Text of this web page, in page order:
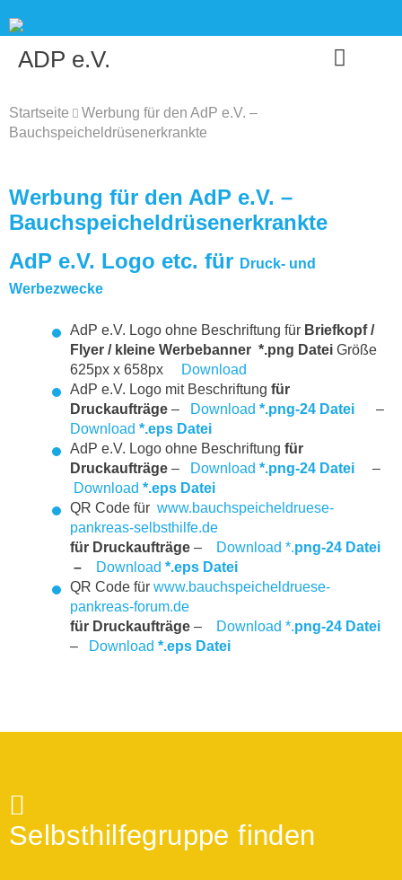
to
content
ADP e.V.
Startseite
Werbung für den AdP e.V. –
Bauchspeicheldrüsenerkrankte
Werbung für den AdP e.V. –
Bauchspeicheldrüsenerkrankte
AdP e.V. Logo etc. für Druck- und
Werbezwecke
AdP e.V. Logo ohne Beschriftung für Briefkopf /
Flyer / kleine Werbebanner *.png Datei Größe
625px x 658px
Download
AdP e.V. Logo mit Beschriftung für
Druckaufträge – Download *.png-24 Datei
–
Download *.eps Datei
AdP e.V. Logo ohne Beschriftung für
Druckaufträge – Download *.png-24 Datei –
Download *.eps Datei
QR Code für www.bauchspeicheldruese-
pankreas-selbsthilfe.de
für Druckaufträge – Download *.png-24 Datei
–
Download *.eps Datei
QR Code für www.bauchspeicheldruese-
pankreas-forum.de
für Druckaufträge – Download *.png-24 Datei
–
Download *.eps Datei
Selbsthilfegruppe finden